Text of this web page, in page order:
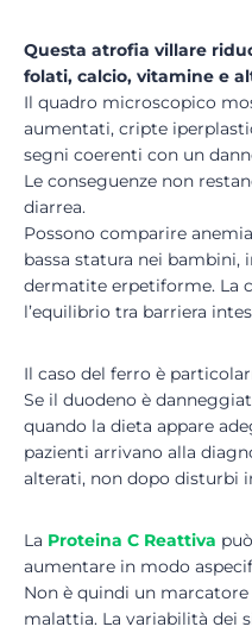
Questa atrofia villare
folati, calcio, vitamine e
Il quadro microscopico
aumentati, cripte
segni coerenti con un
Le conseguenze non
diarrea.
Possono comparire
bassa statura nei
dermatite erpetiforme. La
l’equilibrio tra barriera
Il caso del ferro è
Se il duodeno è
quando la dieta appare
pazienti arrivano alla
alterati, non dopo disturbi
La Proteina C Reattiva
aumentare in modo
Non è quindi un
malattia. La variabilità dei